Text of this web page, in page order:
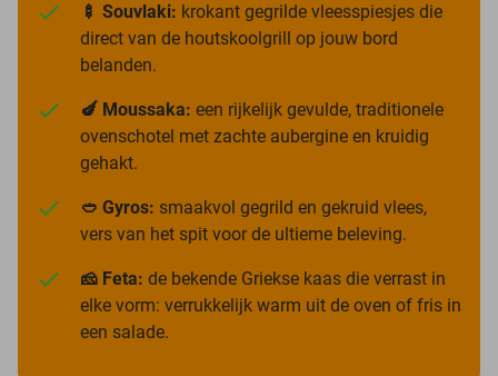
🍢 Souvlaki: krokant gegrilde vleesspiesjes die
direct van de houtskoolgrill op jouw bord
belanden.
🍆 Moussaka: een rijkelijk gevulde, traditionele
ovenschotel met zachte aubergine en kruidig
gehakt.
🥙 Gyros: smaakvol gegrild en gekruid vlees,
vers van het spit voor de ultieme beleving.
🧀 Feta: de bekende Griekse kaas die verrast in
elke vorm: verrukkelijk warm uit de oven of fris in
een salade.